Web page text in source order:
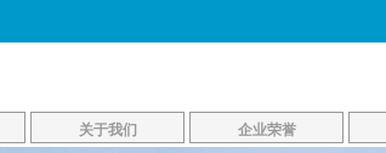
关于我们
企业荣誉